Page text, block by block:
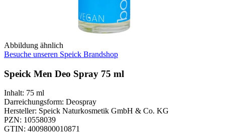
Abbildung ähnlich
Besuche unseren Speick Brandshop
Speick Men Deo Spray 75 ml
Inhalt: 75 ml
Darreichungsform: Deospray
Hersteller: Speick Naturkosmetik GmbH & Co. KG
PZN: 10558039
GTIN: 4009800010871